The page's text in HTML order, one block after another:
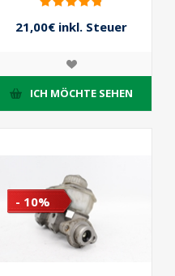
21,00€ inkl. Steuer
ICH MÖCHTE SEHEN
- 10%